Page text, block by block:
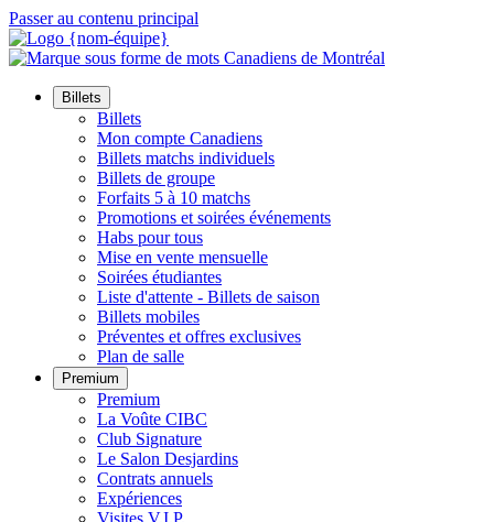
Passer au contenu principal
Billets
Billets
Mon compte Canadiens
Billets matchs individuels
Billets de groupe
Forfaits 5 à 10 matchs
Promotions et soirées événements
Habs pour tous
Mise en vente mensuelle
Soirées étudiantes
Liste d'attente - Billets de saison
Billets mobiles
Préventes et offres exclusives
Plan de salle
Premium
Premium
La Voûte CIBC
Club Signature
Le Salon Desjardins
Contrats annuels
Expériences
Visites V.I.P.